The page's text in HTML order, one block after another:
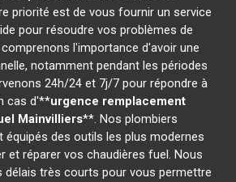
priorité est de vous fournir un service
pour résoudre vos problèmes de
l'importance d'avoir une
notamment pendant les périodes
24h/24 et 7j/7 pour répondre à
cas d'**urgence remplacement
Mainvilliers**. Nos plombiers
équipés des outils les plus modernes
et réparer vos chaudières fuel. Nous
délais très courts pour vous permettre